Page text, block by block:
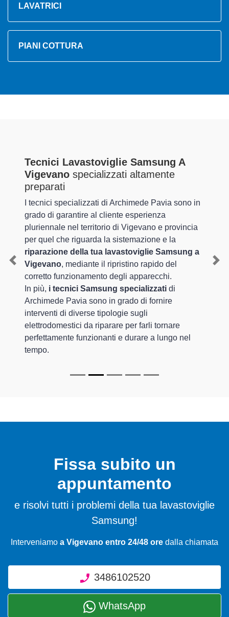
LAVATRICI
PIANI COTTURA
Tecnici Lavastoviglie Samsung A
Vigevano specializzati altamente
preparati
I tecnici specializzati di Archimede Pavia sono in
grado di garantire al cliente esperienza
pluriennale nel territorio di Vigevano e provincia
per quel che riguarda la sistemazione e la
riparazione della tua lavastoviglie Samsung a
Vigevano, mediante il ripristino rapido del
corretto funzionamento degli apparecchi.
In più, i tecnici Samsung specializzati di
Archimede Pavia sono in grado di fornire
interventi di diverse tipologie sugli
elettrodomestici da riparare per farli tornare
perfettamente funzionanti e durare a lungo nel
tempo.
Previous
Fissa subito un
appuntamento
e risolvi tutti i problemi della tua lavastoviglie
Samsung!
Interveniamo a Vigevano entro 24/48 ore dalla chiamata
3486102520
WhatsApp